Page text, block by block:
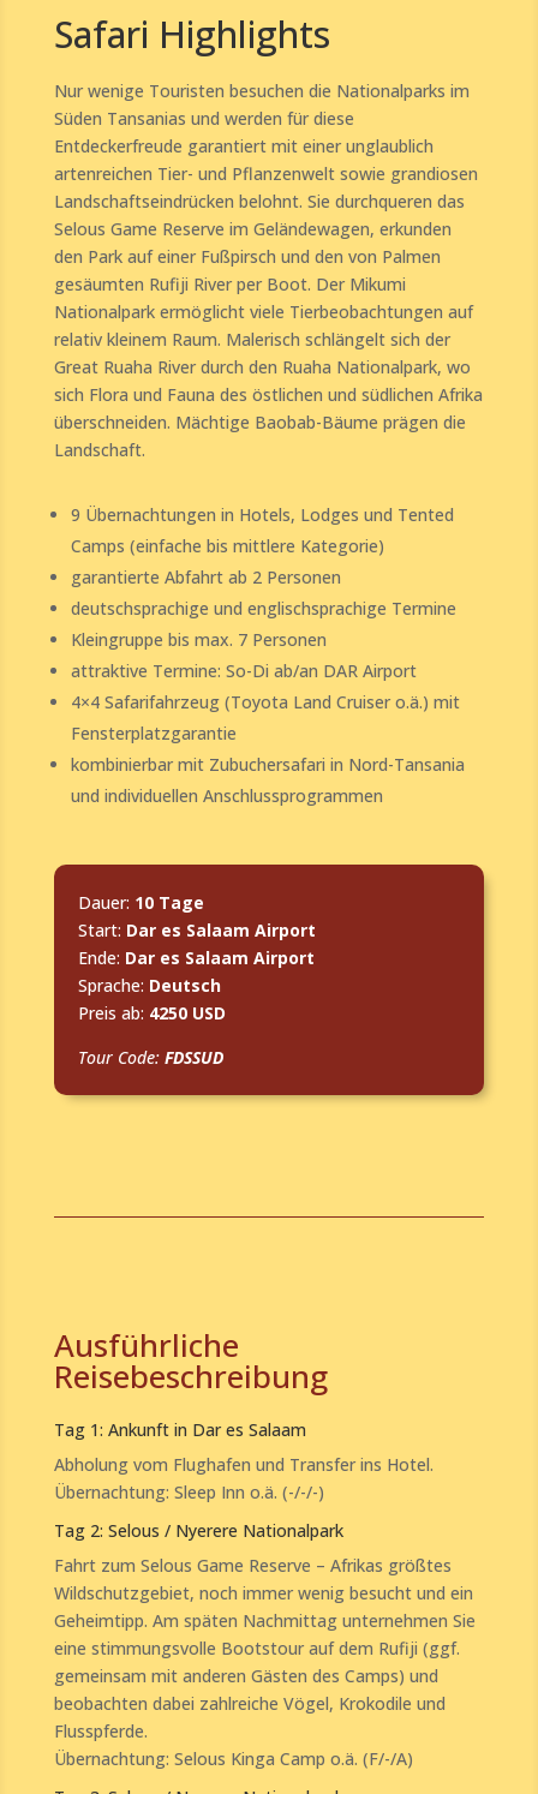
Safari Highlights
Nur wenige Touristen besuchen die Nationalparks im
Süden Tansanias und werden für diese
Entdeckerfreude garantiert mit einer unglaublich
artenreichen Tier- und Pflanzenwelt sowie grandiosen
Landschaftseindrücken belohnt. Sie durchqueren das
Selous Game Reserve im Geländewagen, erkunden
den Park auf einer Fußpirsch und den von Palmen
gesäumten Rufiji River per Boot. Der Mikumi
Nationalpark ermöglicht viele Tierbeobachtungen auf
relativ kleinem Raum. Malerisch schlängelt sich der
Great Ruaha River durch den Ruaha Nationalpark, wo
sich Flora und Fauna des östlichen und südlichen Afrika
überschneiden. Mächtige Baobab-Bäume prägen die
Landschaft.
9 Übernachtungen in Hotels, Lodges und Tented
Camps (einfache bis mittlere Kategorie)
garantierte Abfahrt ab 2 Personen
deutschsprachige und englischsprachige Termine
Kleingruppe bis max. 7 Personen
attraktive Termine: So-Di ab/an DAR Airport
4×4 Safarifahrzeug (Toyota Land Cruiser o.ä.) mit
Fensterplatzgarantie
kombinierbar mit Zubuchersafari in Nord-Tansania
und individuellen Anschlussprogrammen
Dauer: 10Tage
Start: Dar es Salaam Airport
Ende: Dar es Salaam Airport
Sprache: Deutsch
Preis ab: 4250 USD
Tour Code: FDSSUD
Ausführliche
Reisebeschreibung
Tag 1: Ankunft in Dar es Salaam
Abholung vom Flughafen und Transfer ins Hotel.
Übernachtung: Sleep Inn o.ä. (-/-/-)
Tag 2: Selous / Nyerere Nationalpark
Fahrt zum Selous Game Reserve – Afrikas größtes
Wildschutzgebiet, noch immer wenig besucht und ein
Geheimtipp. Am späten Nachmittag unternehmen Sie
eine stimmungsvolle Bootstour auf dem Rufiji (ggf.
gemeinsam mit anderen Gästen des Camps) und
beobachten dabei zahlreiche Vögel, Krokodile und
Flusspferde.
Übernachtung: Selous Kinga Camp o.ä. (F/-/A)